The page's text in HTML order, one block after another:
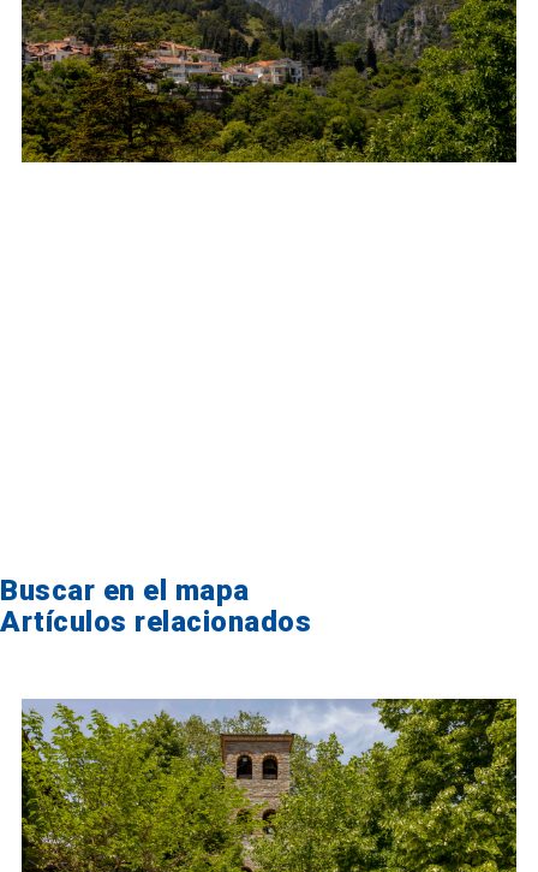
Buscar en el mapa
Artículos relacionados